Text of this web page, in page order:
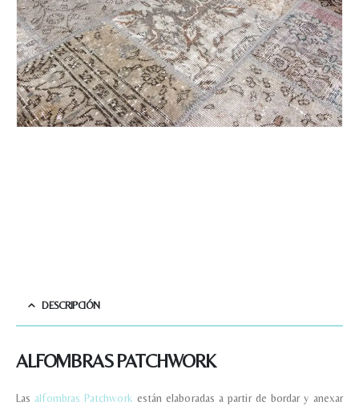
DESCRIPCIÓN
ALFOMBRAS PATCHWORK
Las alfombras Patchwork están elaboradas a partir de bordar y anexar